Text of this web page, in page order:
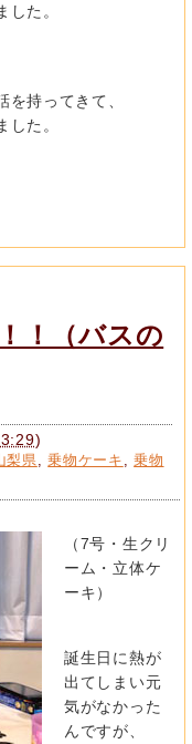
た。
持ってきて、
した。
！（バスの
)
梨県 ,乗物ケーキ ,乗物
（7号・生クリ
ーム・立体ケ
ーキ）
誕生日に熱が
出てしまい元
気がなかった
んですが、